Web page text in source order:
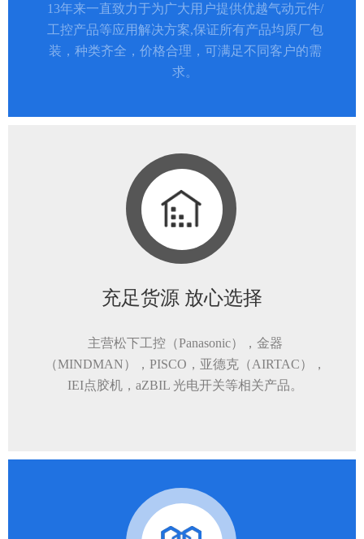
13年来一直致力于为广大用户提供优越气动元件/
工控产品等应用解决方案,保证所有产品均原厂包
装，种类齐全，价格合理，可满足不同客户的需
求。
充足货源 放心选择
主营松下工控（Panasonic），金器
（MINDMAN），PISCO，亚德克（AIRTAC），
IEI点胶机，aZBIL 光电开关等相关产品。